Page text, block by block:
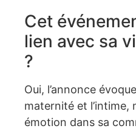
Cet
lien avec sa
?
Oui, l’annonce
maternité et l’intime,
émotion dans sa